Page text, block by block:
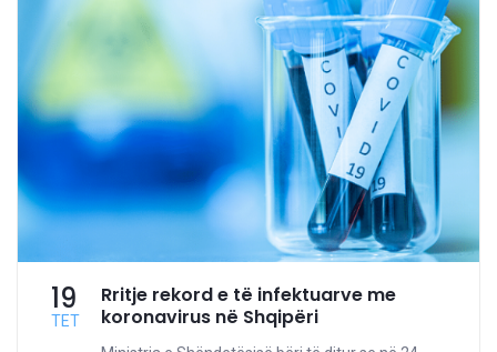
19
TET
Rritje rekord e të infektuarve me
koronavirus në Shqipëri